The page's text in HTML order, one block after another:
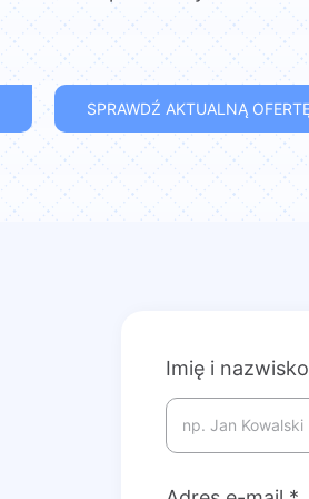
SPRAWDŹ AKTUALNĄ
Imię i nazwisko